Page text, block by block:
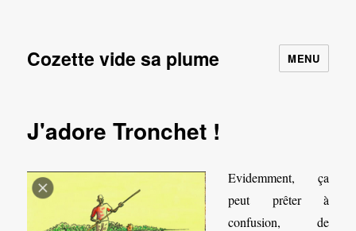
Cozette vide sa plume MENU
J'adore Tronchet !
Evidemment, ça
peut prêter à
confusion, de